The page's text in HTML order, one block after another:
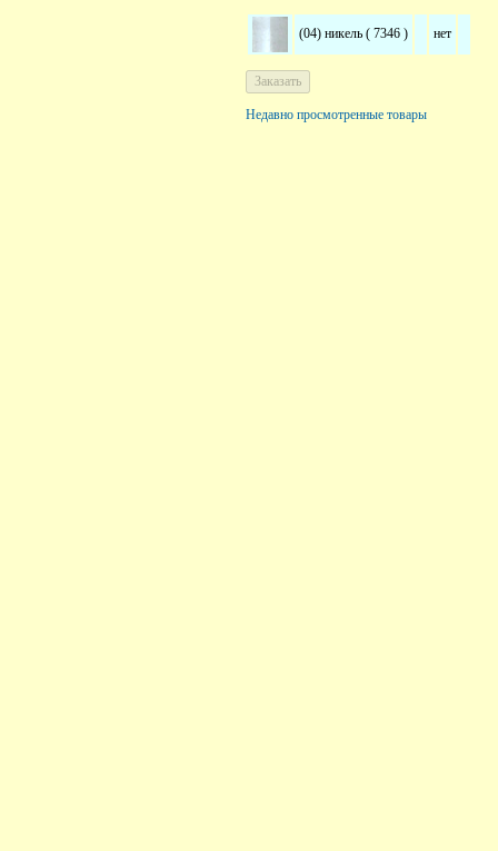
(04) никель ( 7346 ) нет
Недавно просмотренные товары